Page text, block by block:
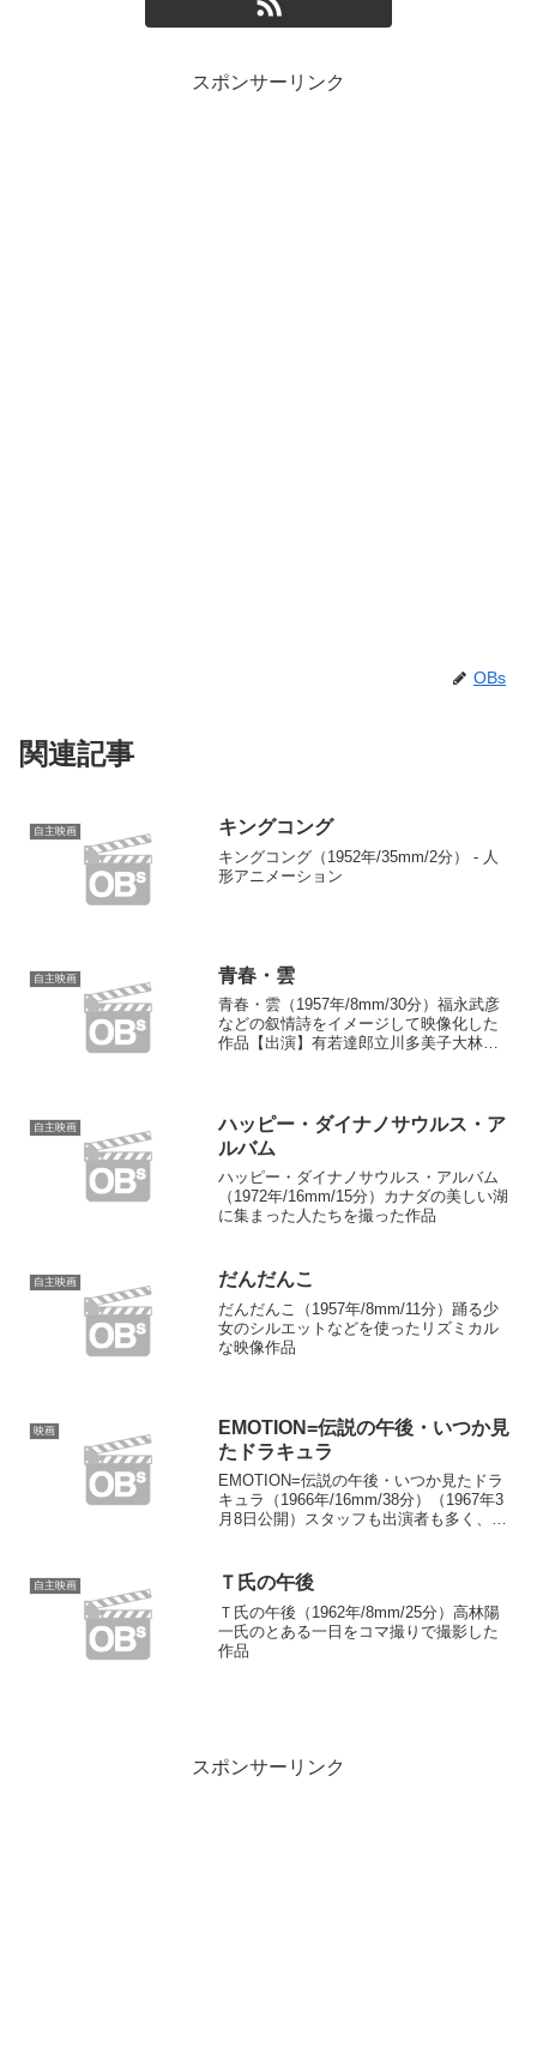
スポンサーリンク
OBs
関連記事
自主映画 キングコング
キングコング（1952年/35mm/2分） - 人
形アニメーション
自主映画 青春・雲
青春・雲（1957年/8mm/30分）福永武彦
などの叙情詩をイメージして映像化した
作品【出演】有若達郎立川多美子大林明
郎音楽（ピアノ...
自主映画
ハッピー・ダイナノサウルス・ア
ルバム
ハッピー・ダイナノサウルス・アルバム
（1972年/16mm/15分）カナダの美しい湖
に集まった人たちを撮った作品
自主映画 だんだんこ
だんだんこ（1957年/8mm/11分）踊る少
女のシルエットなどを使ったリズミカル
な映像作品
映画
EMOTION=伝説の午後・いつか見
たドラキュラ
EMOTION=伝説の午後・いつか見たドラ
キュラ（1966年/16mm/38分）（1967年3
月8日公開）スタッフも出演者も多く、映
自主映画 Ｔ氏の午後
Ｔ氏の午後（1962年/8mm/25分）高林陽
一氏のとある一日をコマ撮りで撮影した
作品
スポンサーリンク